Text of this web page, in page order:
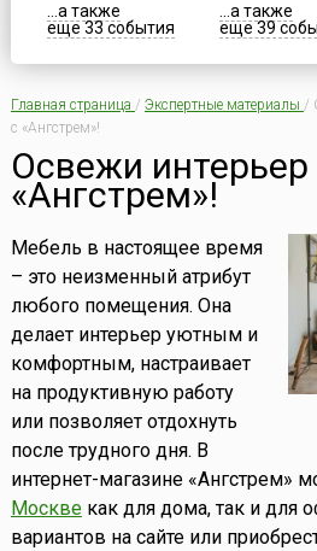
...а также
еще 33 события
...а также
еще 39
Главная страница / Экспертные материалы /
с «Ангстрем»!
Освежи интерьер
«Ангстрем»!
Мебель в настоящее время
– это неизменный атрибут
любого помещения. Она
делает интерьер уютным и
комфортным, настраивает
на продуктивную работу
или позволяет отдохнуть
после трудного дня. В
интернет-магазине «Ангстрем»
Москвекак для дома, так и для
вариантов на сайте или